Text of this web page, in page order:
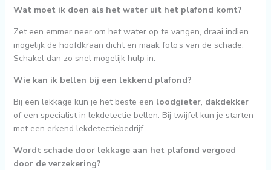
Wat moet ik doen als het water uit het plafond komt?
Zet een emmer neer om het water op te vangen, draai indien
mogelijk de hoofdkraan dicht en maak foto’s van de schade.
Schakel dan zo snel mogelijk hulp in.
Wie kan ik bellen bij een lekkend plafond?
Bij een lekkage kun je het beste een loodgieter, dakdekker
of een specialist in lekdetectie bellen. Bij twijfel kun je starten
met een erkend lekdetectiebedrijf.
Wordt schade door lekkage aan het plafond vergoed
door de verzekering?